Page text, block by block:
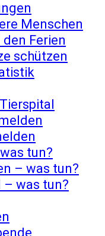
Menschen
Ferien
schützen
tun?
– was tun?
was tun?